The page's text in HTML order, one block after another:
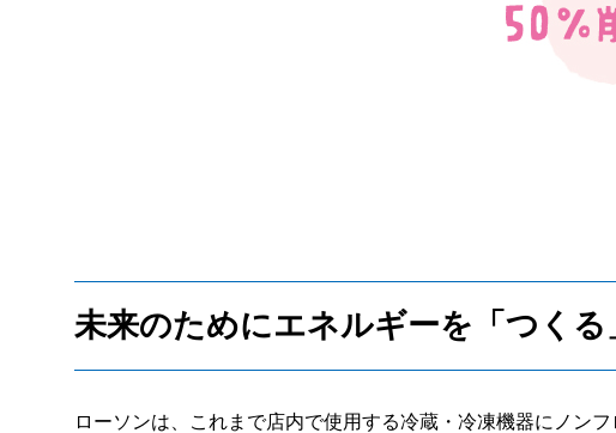
未来のためにエネルギーを「つく
ローソンは、これまで店内で使用する冷蔵・冷凍機器にノン